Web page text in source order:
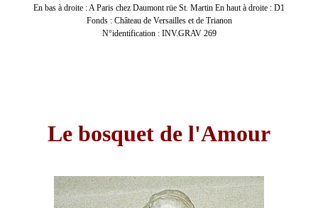
En bas à droite : A Paris chez Daumont rüe St. Martin En haut à droite : D1
Fonds : Château de Versailles et de Trianon
N°identification : INV.GRAV 269
Le bosquet de l'Amour